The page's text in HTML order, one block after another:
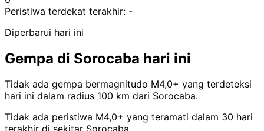
Peristiwa terdekat terakhir: -
Diperbarui hari ini
Gempa di Sorocaba hari ini
Tidak ada gempa bermagnitudo M4,0+ yang terdeteksi
hari ini dalam radius 100 km dari Sorocaba.
Tidak ada peristiwa M4,0+ yang teramati dalam 30 hari